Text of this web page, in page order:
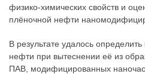
физико-химических свойств и
плёночной нефти
В результате удалось
нефти при вытеснении её из
ПАВ, модифицированных